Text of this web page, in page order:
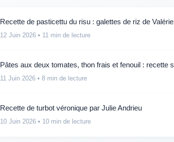
Recette de pasticettu du risu : galettes de riz de Valérie
12 Juin 2026 • 11 min de lecture
Pâtes aux deux tomates, thon frais et fenouil : recette
11 Juin 2026 • 8 min de lecture
Recette de turbot véronique par Julie Andrieu
10 Juin 2026 • 10 min de lecture